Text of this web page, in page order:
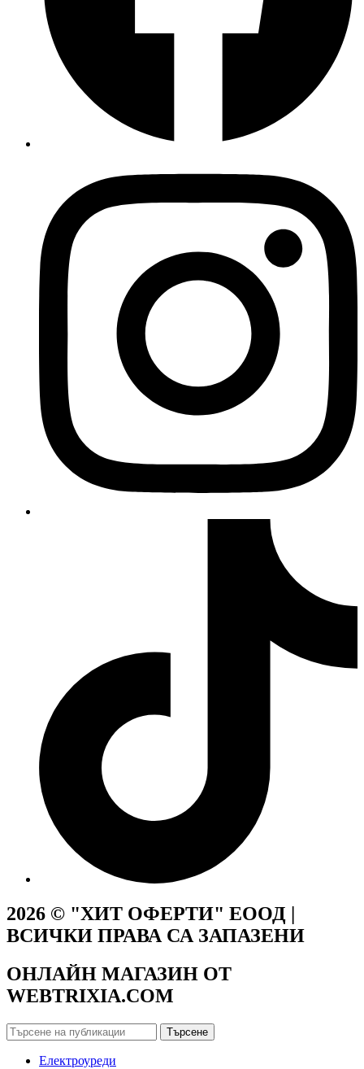
2026 © "ХИТ ОФЕРТИ" ЕООД |
ВСИЧКИ ПРАВА СА ЗАПАЗЕНИ
ОНЛАЙН МАГАЗИН ОТ
WEBTRIXIA.COM
Търсене
Електроуреди